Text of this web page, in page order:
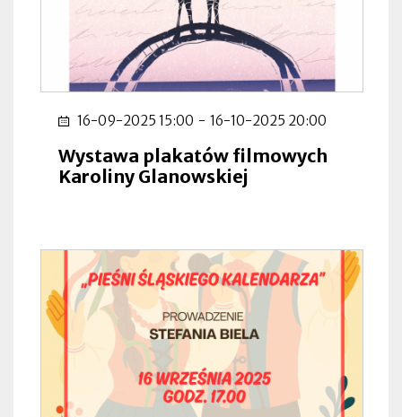
16-09-2025 15:00 - 16-10-2025 20:00
Wystawa plakatów filmowych
Karoliny Glanowskiej